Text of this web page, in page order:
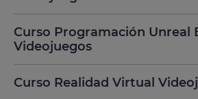
Curso Programación Unreal
Videojuegos
Curso Realidad Virtual